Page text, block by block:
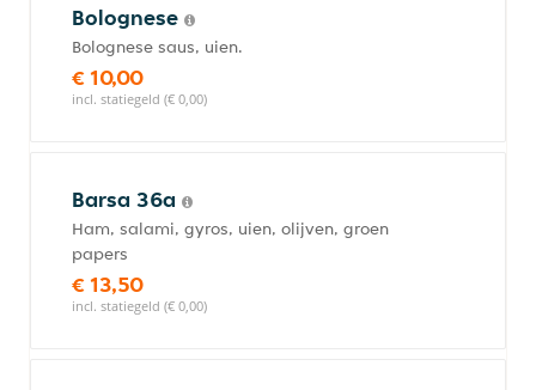
Bolognese
Bolognese saus, uien.
€ 10,00
incl. statiegeld (€ 0,00)
Barsa 36a
Ham, salami, gyros, uien, olijven, groen
papers
€ 13,50
incl. statiegeld (€ 0,00)